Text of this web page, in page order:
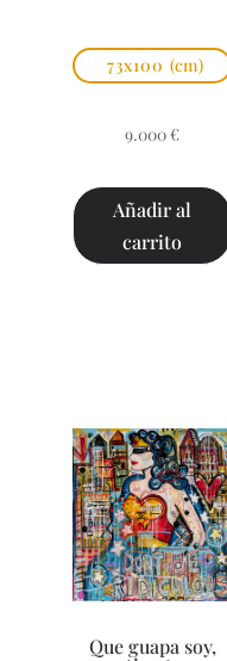
73x100 (cm)
9.000 €
Añadir al
carrito
Que guapa soy,